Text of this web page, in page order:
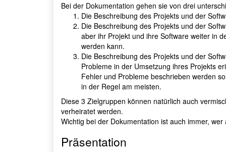
Bei der Dokumentation gehen sie von drei
Die Beschreibung des Projekts und der
Die Beschreibung des Projekts und der
aber ihr Projekt und ihre Software weiter in
werden kann.
Die Beschreibung des Projekts und der
Probleme in der Umsetzung ihres Projekts
Fehler und Probleme beschrieben werden
in der Regel am meisten.
Diese 3 Zielgruppen können natürlich auch
verheiratet werden.
Wichtig bei der Dokumentation ist auch immer,
Präsentation